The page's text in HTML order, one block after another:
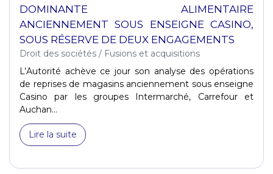
DOMINANTE ALIMENTAIRE
ANCIENNEMENT SOUS ENSEIGNE CASINO,
SOUS RÉSERVE DE DEUX ENGAGEMENTS
Droit des sociétés / Fusions et acquisitions
L’Autorité achève ce jour son analyse des opérations
de reprises de magasins anciennement sous enseigne
Casino par les groupes Intermarché, Carrefour et
Auchan...
Lire la suite